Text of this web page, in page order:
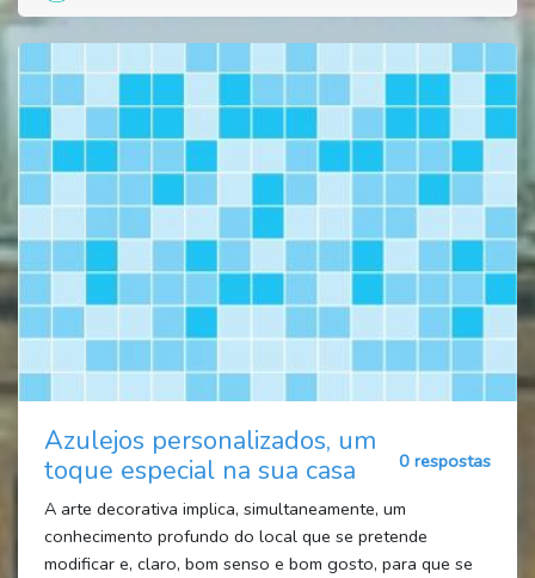
Azulejos personalizados, um
toque especial na sua casa
0 respostas
A arte decorativa implica, simultaneamente, um
conhecimento profundo do local que se pretende
modificar e, claro, bom senso e bom gosto, para que se